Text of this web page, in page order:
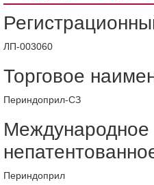
ЛП-003060
Торговое
Периндоприл-СЗ
Международное
Периндоприл